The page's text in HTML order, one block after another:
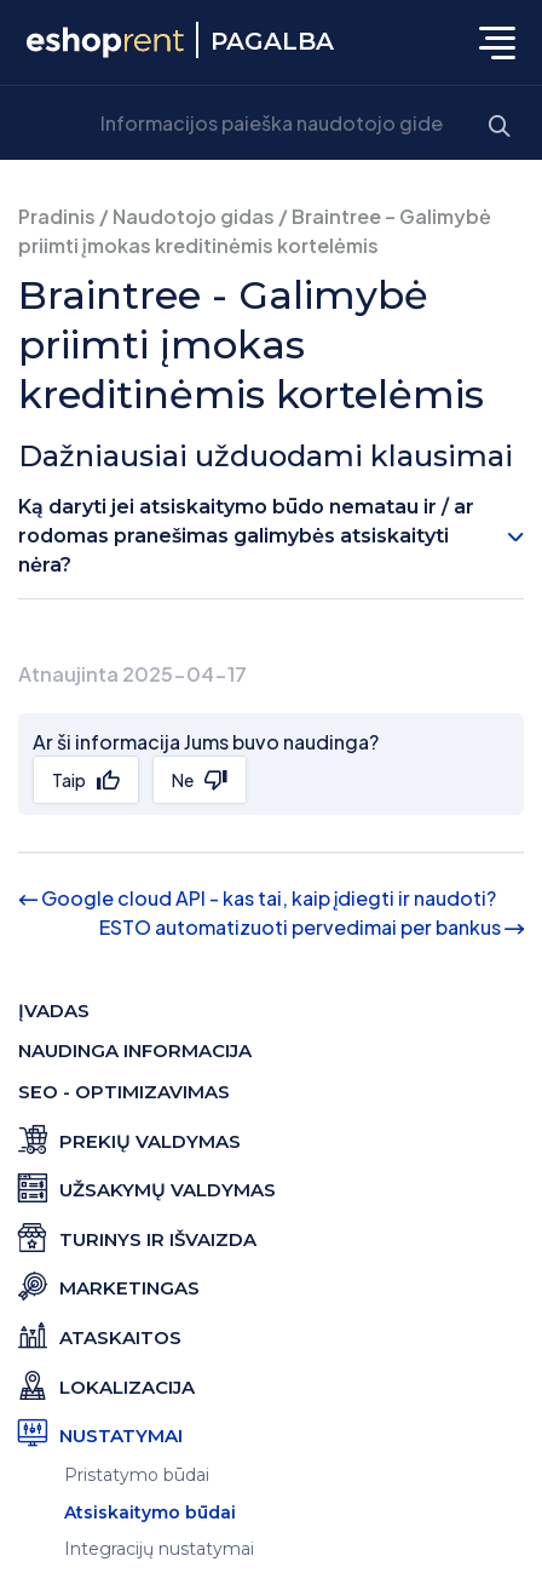
PAGALBA
Pradinis /Naudotojo gidas /Braintree – Galimybė
priimti įmokas kreditinėmis kortelėmis
Braintree - Galimybė
priimti įmokas
kreditinėmis kortelėmis
Dažniausiai užduodami klausimai
Ką daryti jei atsiskaitymo būdo nematau ir / ar
rodomas pranešimas galimybės atsiskaityti
nėra?
Atnaujinta 2025-04-17
Ar ši informacija Jums buvo naudinga?
Taip Ne
Google cloud API - kas tai, kaip įdiegti ir naudoti?
ESTO automatizuoti pervedimai per bankus
ĮVADAS
NAUDINGA INFORMACIJA
SEO - OPTIMIZAVIMAS
PREKIŲ VALDYMAS
UŽSAKYMŲ VALDYMAS
TURINYS IR IŠVAIZDA
MARKETINGAS
ATASKAITOS
LOKALIZACIJA
NUSTATYMAI
Pristatymo būdai
Atsiskaitymo būdai
Integracijų nustatymai